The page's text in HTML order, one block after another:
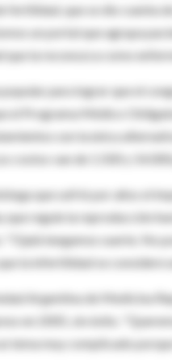
fertilidad, que se dio cuenta
un portal que agrupa
la reconozca como
popular para lograr que el
el Programa Médico
son la única
costos van de 1.500 y
que sufrió por años el
que regule la reproducción
"Ojalá tengamos suerte. No
la infertilidad se considere
Argentina de Medicina
en 2005, sin éxito.
tema muy complicado